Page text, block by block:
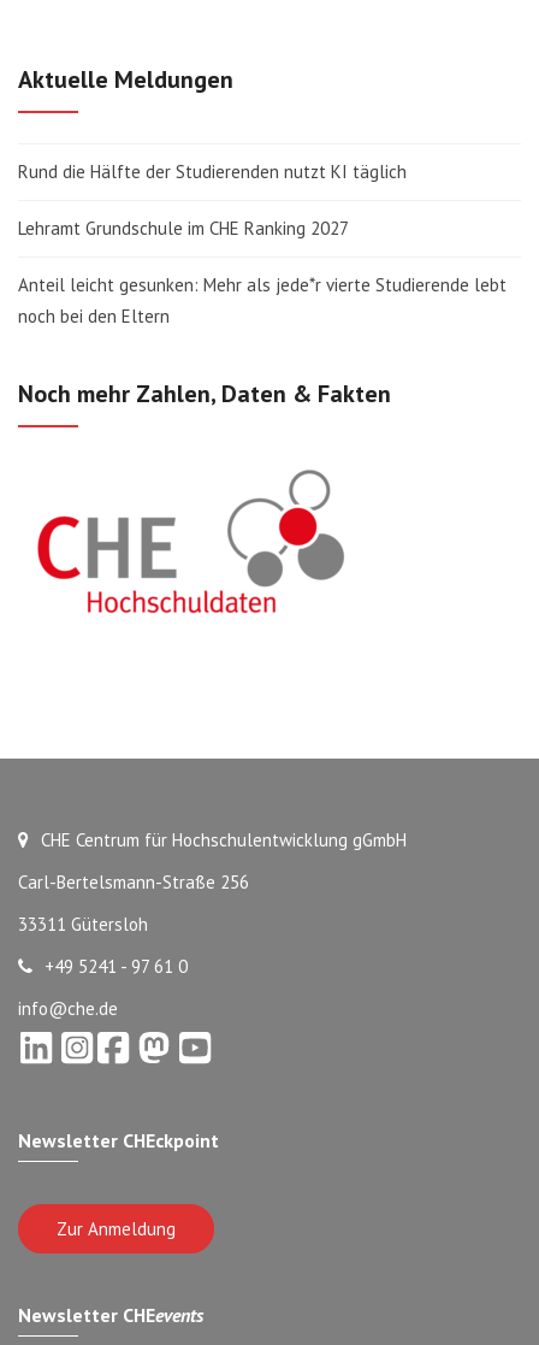
Aktuelle Meldungen
Rund die Hälfte der Studierenden nutzt KI täglich
Lehramt Grundschule im CHE Ranking 2027
Anteil leicht gesunken: Mehr als jede*r vierte Studierende lebt
noch bei den Eltern
Noch mehr Zahlen, Daten & Fakten
CHE Centrum für Hochschulentwicklung gGmbH
Carl-Bertelsmann-Straße 256
33311 Gütersloh
+49 5241 - 97 61 0
info@che.de
Newsletter CHEckpoint
Zur Anmeldung
Newsletter CHEevents